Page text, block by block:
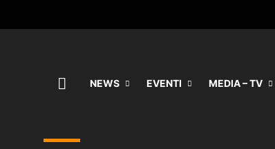
HOMENEWS EVENTI MEDIA – TV